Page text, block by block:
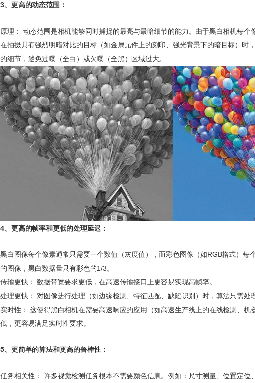
3、更高的动态范围：‌
原理：‌ 动态范围是相机能够同时捕捉的最亮与最暗细节的能力。由于黑白相机每个
在拍摄具有‌强烈明暗对比‌的目标（如金属元件上的刻印、强光背景下的暗目标）时
的细节‌，避免过曝（全白）或欠曝（全黑）区域过大。
4、更高的帧率和更低的处理延迟：‌
黑白图像每个像素通常只需要一个数值（灰度值），而彩色图像（如RGB格式）
的图像，黑白数据量只有彩色的1/3‌。
传输更快：‌ 数据带宽要求更低，在高速传输接口上更容易实现高帧率。
处理更快：‌ 对图像进行处理（如边缘检测、特征匹配、缺陷识别）时，算法只需处
实时性：‌ 这使得黑白相机在‌需要高速响应‌的应用（如高速生产线上的在线检测、
低，更容易满足实时性要求。
5、更简单的算法和更高的鲁棒性：‌
任务相关性：‌ 许多视觉检测任务‌根本不需要颜色信息‌。例如：尺寸测量、位置定